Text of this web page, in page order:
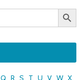
Search Button
Q R S T U V W X